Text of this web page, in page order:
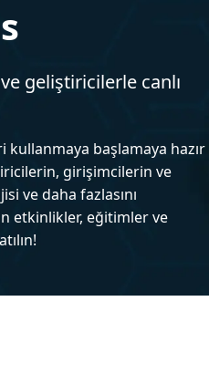
geliştiricilerle canlı
kullanmaya başlamaya hazır
girişimcilerin ve
ve daha fazlasını
etkinlikler, eğitimler ve